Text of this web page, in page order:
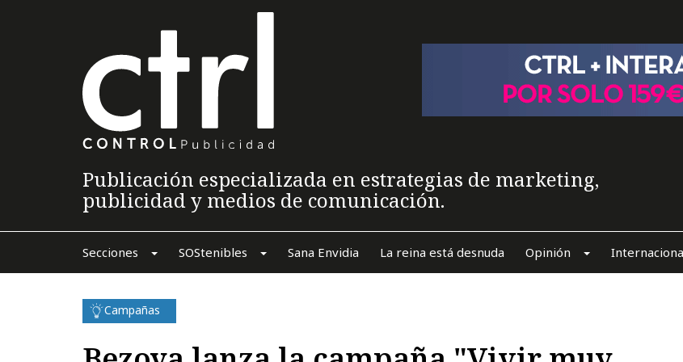
Publicación especializada en estrategias de marketing,
publicidad y medios de comunicación.
Secciones SOStenibles Sana Envidia La reina está desnuda Opinión
Campañas